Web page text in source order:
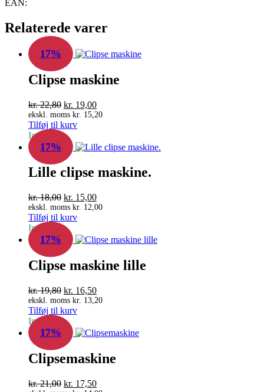
EAN:
Relaterede varer
17%
Clipse maskine
kr.22,80 Den
oprindelige
pris
var:
kr. 22,80.
kr. 19,00Den
aktuelle
kr. 19,00.
ekskl. moms kr. 15,20
Tilføj til kurv
In Stock
17%
Lille clipse maskine.
kr.18,00 Den
oprindelige
pris
var:
kr. 18,00.
kr. 15,00Den
aktuelle
kr. 15,00.
ekskl. moms kr. 12,00
Tilføj til kurv
In Stock
17%
Clipse maskine lille
kr.19,80 Den
oprindelige
pris
var:
kr. 19,80.
kr. 16,50Den
aktuelle
kr. 16,50.
ekskl. moms kr. 13,20
Tilføj til kurv
In Stock
17%
Clipsemaskine
kr.21,00 Den
kr. 17,50Den